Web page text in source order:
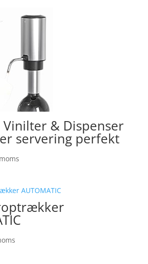
Vinilter & Dispenser
servering perfekt